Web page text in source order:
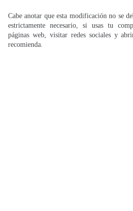
Cabe anotar que esta modificación no se
estrictamente necesario, si usas tu
páginas web, visitar redes sociales y
recomienda.